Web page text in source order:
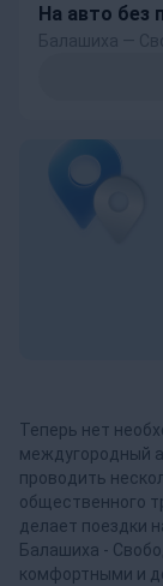
На авто без
Теперь нет
междугородный
проводить
общественного
делает поездки
Балашиха -
комфортными и